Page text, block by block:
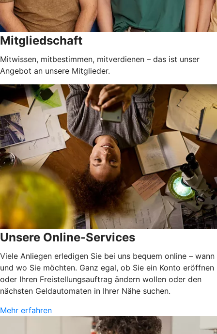
Mitgliedschaft
Mitwissen, mitbestimmen, mitverdienen – das ist unser
Angebot an unsere Mitglieder.
Unsere Online-Services
Viele Anliegen erledigen Sie bei uns bequem online – wann
und wo Sie möchten. Ganz egal, ob Sie ein Konto eröffnen
oder Ihren Freistellungsauftrag ändern wollen oder den
nächsten Geldautomaten in Ihrer Nähe suchen.
Mehr erfahren